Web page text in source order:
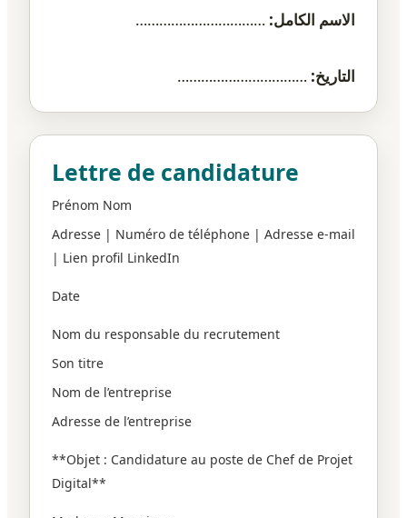
الاسم الكامل: ……………………………
التاريخ: ……………………………
Lettre de candidature
Prénom Nom
Adresse | Numéro de téléphone | Adresse e-mail
| Lien profil LinkedIn
Date
Nom du responsable du recrutement
Son titre
Nom de l’entreprise
Adresse de l’entreprise
**Objet : Candidature au poste de Chef de Projet
Digital**